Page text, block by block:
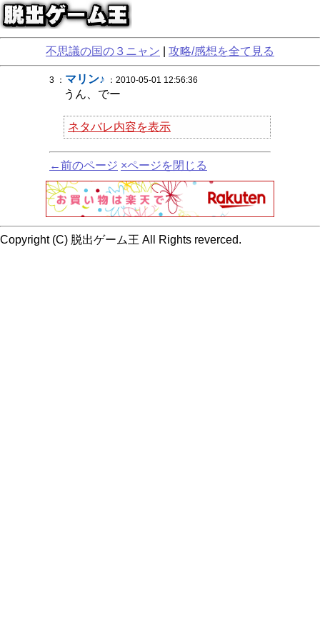
不思議の国の３ニャン 攻略/感想を全て見る
3 ： マリン♪ ：2010-05-01 12:56:36
うん、でー
ネタバレ内容を表示
←前のページ ×ページを閉じる
Copyright (C) 脱出ゲーム王 All Rights reverced.